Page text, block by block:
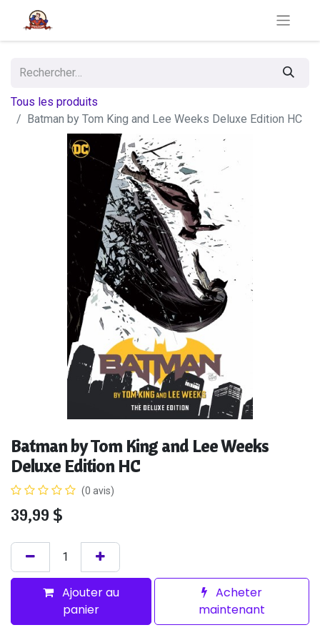
Tous les produits
Batman by Tom King and Lee Weeks Deluxe Edition HC
Batman by Tom King and Lee Weeks
Deluxe Edition HC
(0 avis)
39,99 $
Ajouter au
panier
Acheter
maintenant